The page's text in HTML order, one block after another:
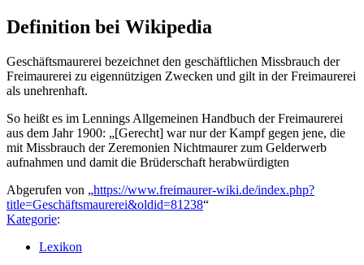
Definition bei Wikipedia
Geschäftsmaurerei bezeichnet den geschäftlichen Missbrauch der
Freimaurerei zu eigennützigen Zwecken und gilt in der Freimaurerei
als unehrenhaft.
So heißt es im Lennings Allgemeinen Handbuch der Freimaurerei
aus dem Jahr 1900: „[Gerecht] war nur der Kampf gegen jene, die
mit Missbrauch der Zeremonien Nichtmaurer zum Gelderwerb
aufnahmen und damit die Brüderschaft herabwürdigten
Abgerufen von „https://www.freimaurer-wiki.de/index.php?
title=Geschäftsmaurerei&oldid=81238“
Kategorie:
Lexikon